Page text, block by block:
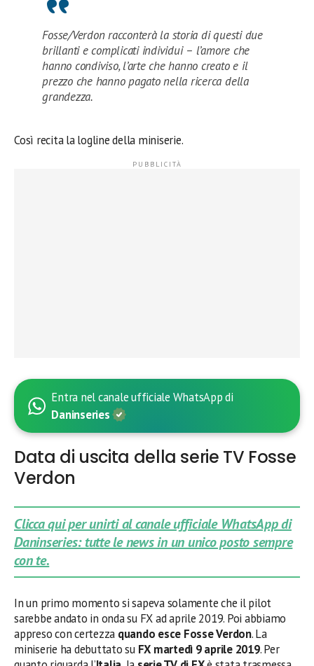
Fosse/Verdon racconterà la storia di questi due
brillanti e complicati individui – l’amore che
hanno condiviso, l’arte che hanno creato e il
prezzo che hanno pagato nella ricerca della
grandezza.
Così recita la logline della miniserie.
Entra nel canale ufficiale WhatsApp di
Daninseries
Data di uscita della serie TV Fosse
Verdon
Clicca qui per unirti al canale ufficiale WhatsApp di
Daninseries: tutte le news in un unico posto sempre
con te.
In un primo momento si sapeva solamente che il pilot
sarebbe andato in onda su FX ad aprile 2019. Poi abbiamo
appreso con certezza quando esce Fosse Verdon. La
miniserie ha debuttato su FX martedì 9 aprile 2019. Per